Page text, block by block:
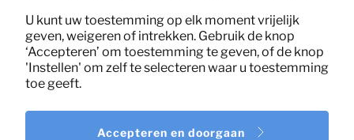
U kunt uw toestemming op elk moment vrijelijk
geven, weigeren of intrekken. Gebruik de knop
‘Accepteren’ om toestemming te geven, of de knop
'Instellen' om zelf te selecteren waar u toestemming
toe geeft.
Accepteren en doorgaan